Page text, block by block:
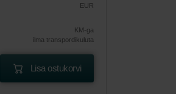
EUR
KM-ga
ilma transpordikuluta
Lisa ostukorvi